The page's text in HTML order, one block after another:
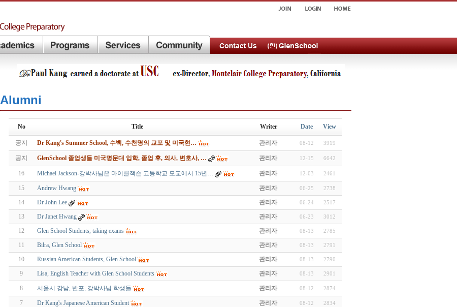
Alumni
No Title Writer Date View
공지 Dr Kang's Summer School, 수백, 수천명의 교포 및 미국현… 관리자 08-12 3919
공지 GlenSchool 졸업생들 미국명문대 입학, 졸업 후, 의사, 변호사, … 관리자 12-15 6642
16 Michael Jackson-강박사님은 마이클잭슨 고등학교 모교에서 15년… 관리자 12-03 2461
15 Andrew Hwang 관리자 06-25 2738
14 Dr John Lee 관리자 06-24 2517
13 Dr Janet Hwang 관리자 06-23 3012
12 Glen School Students, taking exams 관리자 08-13 2785
11 Bilra, Glen School 관리자 08-13 2791
10 Russian American Students, Glen School 관리자 08-13 2790
9 Lisa, English Teacher with Glen School Students 관리자 08-13 2901
8 서울시 강남, 반포, 강박사님 학생들 관리자 08-12 2874
7 Dr Kang's Japanese American Student 관리자 08-12 2834